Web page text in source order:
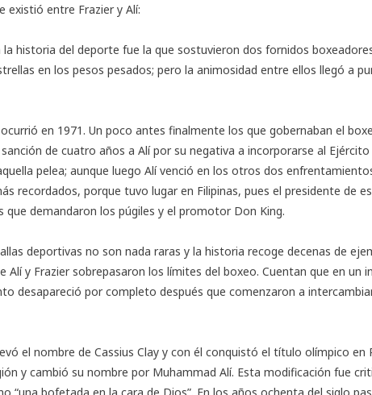
existió entre Frazier y Alí:
la historia del deporte fue la que sostuvieron dos fornidos
en los pesos pesados; pero la animosidad entre ellos llegó a
en 1971. Un poco antes finalmente los que gobernaban el
de cuatro años a Alí por su negativa a incorporarse al
pelea; aunque luego Alí venció en los otros dos
recordados, porque tuvo lugar en Filipinas, pues el presidente de
que demandaron los púgiles y el promotor Don King.
deportivas no son nada raras y la historia recoge decenas de
Alí y Frazier sobrepasaron los límites del boxeo. Cuentan que en un
desapareció por completo después que comenzaron a
el nombre de Cassius Clay y con él conquistó el título olímpico en
y cambió su nombre por Muhammad Alí. Esta modificación fue
“una bofetada en la cara de Dios”. En los años ochenta del siglo